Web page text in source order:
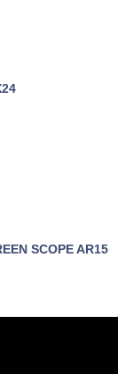
SCOPE AR15